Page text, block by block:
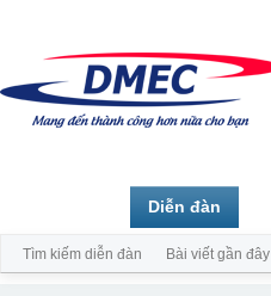
Diễn đàn
Tìm kiếm diễn đàn Bài viết gần đây